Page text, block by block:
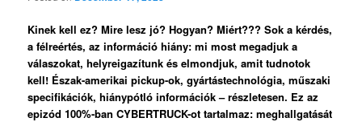
Kinek kell ez? Mire lesz jó? Hogyan? Miért??? Sok a kérdés,
a félreértés, az információ hiány: mi most megadjuk a
válaszokat, helyreigazítunk és elmondjuk, amit tudnotok
kell! Észak-amerikai pickup-ok, gyártástechnológia, műszaki
specifikációk, hiánypótló információk – részletesen. Ez az
epizód 100%-ban CYBERTRUCK-ot tartalmaz: meghallgatását